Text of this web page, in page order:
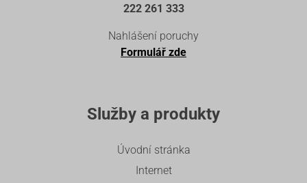
222 261 333
Nahlášení poruchy
Formulář zde
Služby a produkty
Úvodní stránka
Internet